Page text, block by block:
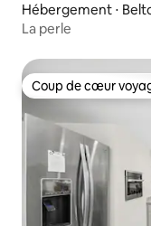
Hébergement ⋅
La perle
Coup de cœur
Coup de cœur